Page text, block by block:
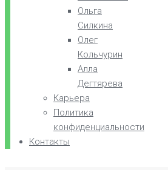
Ольга
Силкина
Олег
Кольчурин
Алла
Дегтярева
Карьера
Политика
конфиденциальности
Контакты